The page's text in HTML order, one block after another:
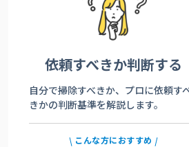
依頼すべきか判断する
自分で掃除すべきか、プロに依頼す
きかの判断基準を解説します。
こんな方におすすめ